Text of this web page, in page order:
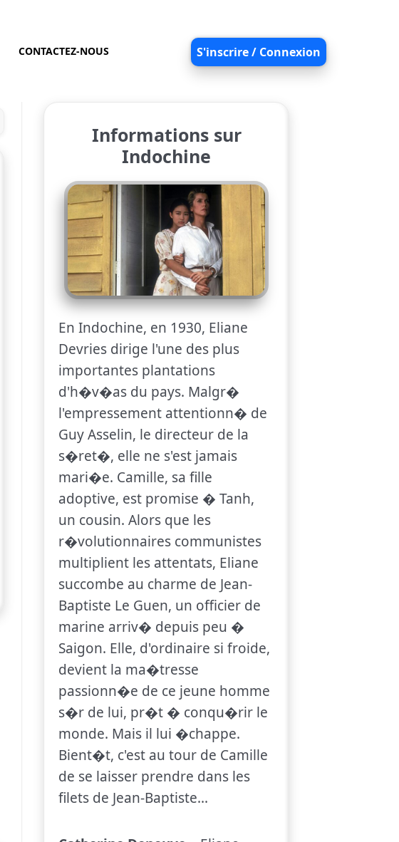
CONTACTEZ-NOUS S'inscrire / Connexion
Informations sur
Indochine
En Indochine, en 1930, Eliane
Devries dirige l'une des plus
importantes plantations
d'h�v�as du pays. Malgr�
l'empressement attentionn� de
Guy Asselin, le directeur de la
s�ret�, elle ne s'est jamais
mari�e. Camille, sa fille
adoptive, est promise � Tanh,
un cousin. Alors que les
r�volutionnaires communistes
multiplient les attentats, Eliane
succombe au charme de Jean-
Baptiste Le Guen, un officier de
marine arriv� depuis peu �
Saigon. Elle, d'ordinaire si froide,
devient la ma�tresse
passionn�e de ce jeune homme
s�r de lui, pr�t � conqu�rir le
monde. Mais il lui �chappe.
Bient�t, c'est au tour de Camille
de se laisser prendre dans les
filets de Jean-Baptiste...